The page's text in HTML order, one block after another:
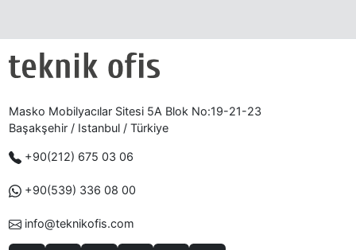
Masko Mobilyacılar Sitesi 5A Blok No:19-21-23
Başakşehir / Istanbul / Türkiye
+90(212) 675 03 06
+90(539) 336 08 00
info@teknikofis.com